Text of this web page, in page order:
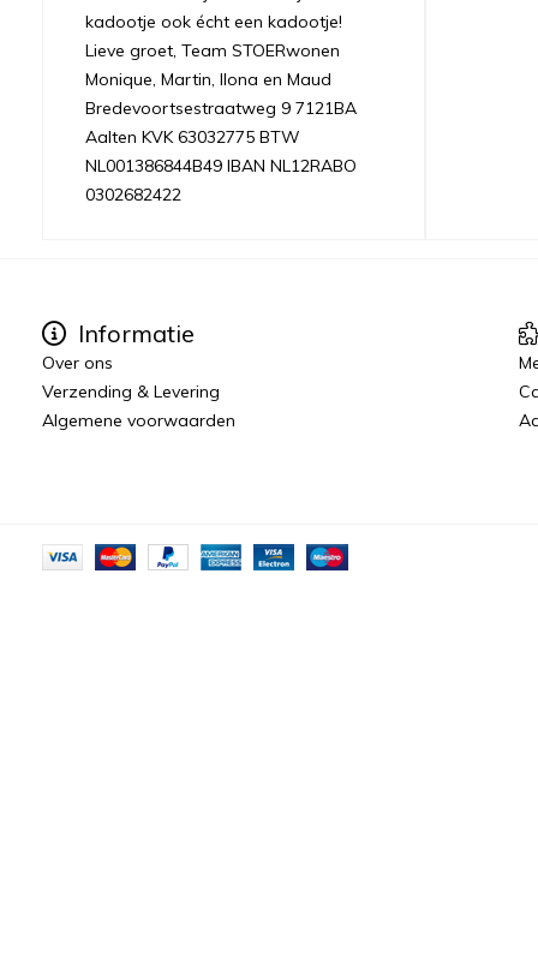
kadootje ook écht een kadootje!
Lieve groet, Team STOERwonen
Monique, Martin, Ilona en Maud
Bredevoortsestraatweg 9 7121BA
Aalten KVK 63032775 BTW
NL001386844B49 IBAN NL12RABO
0302682422
Informatie
Over ons
Verzending & Levering
Algemene voorwaarden